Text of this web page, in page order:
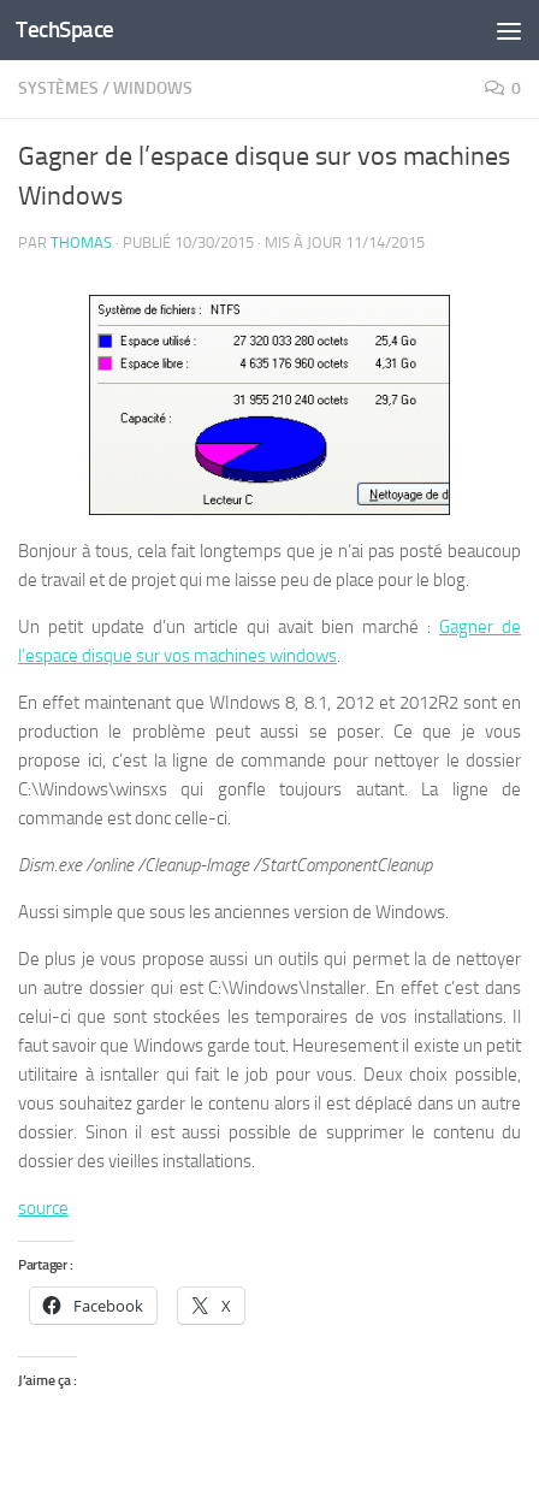
Skip to content
TechSpace
SYSTÈMES /WINDOWS 0
Gagner de l’espace disque sur vos machines
Windows
PAR THOMAS · PUBLIÉ 10/30/2015 · MIS À JOUR 11/14/2015
Bonjour à tous, cela fait longtemps que je n’ai pas posté beaucoup
de travail et de projet qui me laisse peu de place pour le blog.
Un petit update d’un article qui avait bien marché : Gagner de
l’espace disque sur vos machines windows.
En effet maintenant que WIndows 8, 8.1, 2012 et 2012R2 sont en
production le problème peut aussi se poser. Ce que je vous
propose ici, c’est la ligne de commande pour nettoyer le dossier
C:\Windows\winsxs qui gonfle toujours autant. La ligne de
commande est donc celle-ci.
Dism.exe /online /Cleanup-Image /StartComponentCleanup
Aussi simple que sous les anciennes version de Windows.
De plus je vous propose aussi un outils qui permet la de nettoyer
un autre dossier qui est C:\Windows\Installer. En effet c’est dans
celui-ci que sont stockées les temporaires de vos installations. Il
faut savoir que Windows garde tout. Heuresement il existe un petit
utilitaire à isntaller qui fait le job pour vous. Deux choix possible,
vous souhaitez garder le contenu alors il est déplacé dans un autre
dossier. Sinon il est aussi possible de supprimer le contenu du
dossier des vieilles installations.
source
Partager :
Facebook X
J’aime ça :